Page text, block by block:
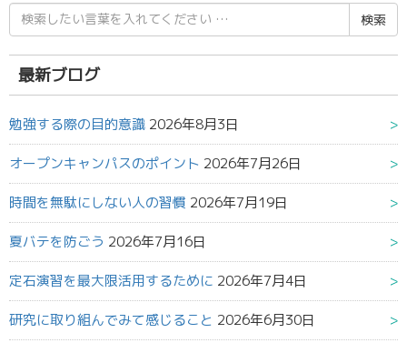
検
索
結
果:
最新ブログ
勉強する際の目的意識 2026年8月3日
オープンキャンパスのポイント 2026年7月26日
時間を無駄にしない人の習慣 2026年7月19日
夏バテを防ごう 2026年7月16日
定石演習を最大限活用するために 2026年7月4日
研究に取り組んでみて感じること 2026年6月30日